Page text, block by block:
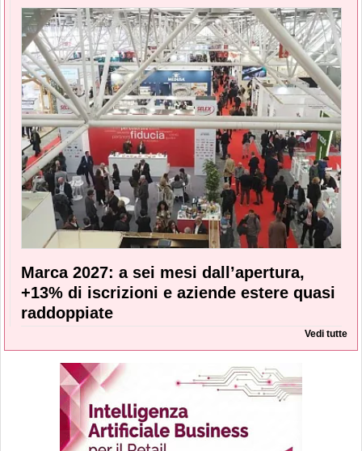
Marca 2027: a sei mesi dall’apertura,
+13% di iscrizioni e aziende estere quasi
raddoppiate
Vedi tutte